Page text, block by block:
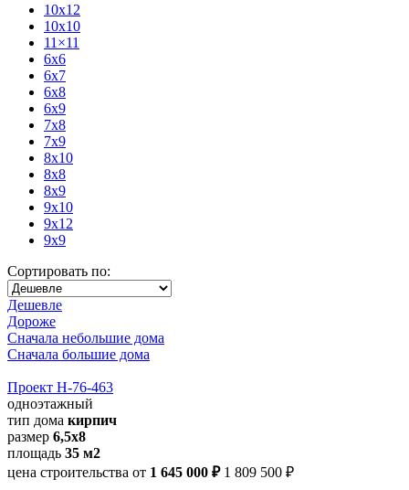
10x12
10x10
11×11
6x6
6x7
6x8
6x9
7x8
7x9
8x10
8x8
8x9
9x10
9x12
9x9
Сортировать по:
Дешевле
Дороже
Сначала небольшие дома
Сначала большие дома
Проект Н-76-463
одноэтажный
тип дома кирпич
размер 6,5х8
площадь 35 м2
цена строительства от 1 645 000 ₽ 1 809 500 ₽